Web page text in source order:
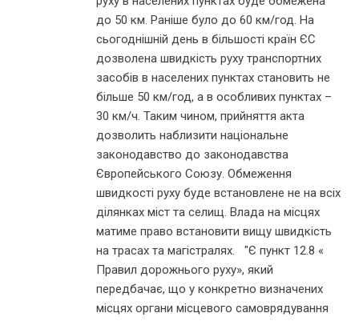
до 50 км. Раніше було до 60 км/год. На
сьогоднішній день в більшості країн ЄС
дозволена швидкість руху транспортних
засобів в населених пунктах становить не
більше 50 км/год, а в особливих пунктах –
30 км/ч. Таким чином, прийняття акта
дозволить наблизити національне
законодавство до законодавства
Європейського Союзу. Обмеження
швидкості руху буде встановлене не на всіх
ділянках міст та селищ. Влада на місцях
матиме право встановити вищу швидкість
на трасах та магістралях. "Є пункт 12.8 «
Правил дорожнього руху», який
передбачає, що у конкретно визначених
місцях органи місцевого самоврядування